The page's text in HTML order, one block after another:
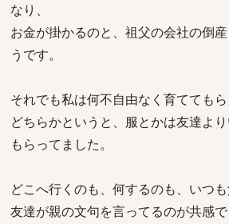
なり、
お金が掛かるのと、祖父の会社の倒
うです。
それでも私は何不自由なく育ててもら
どちらかというと、服とかは友達よ
もらってました。
どこへ行くのも、何するのも、いつも
友達が親の文句を言ってるのが共感